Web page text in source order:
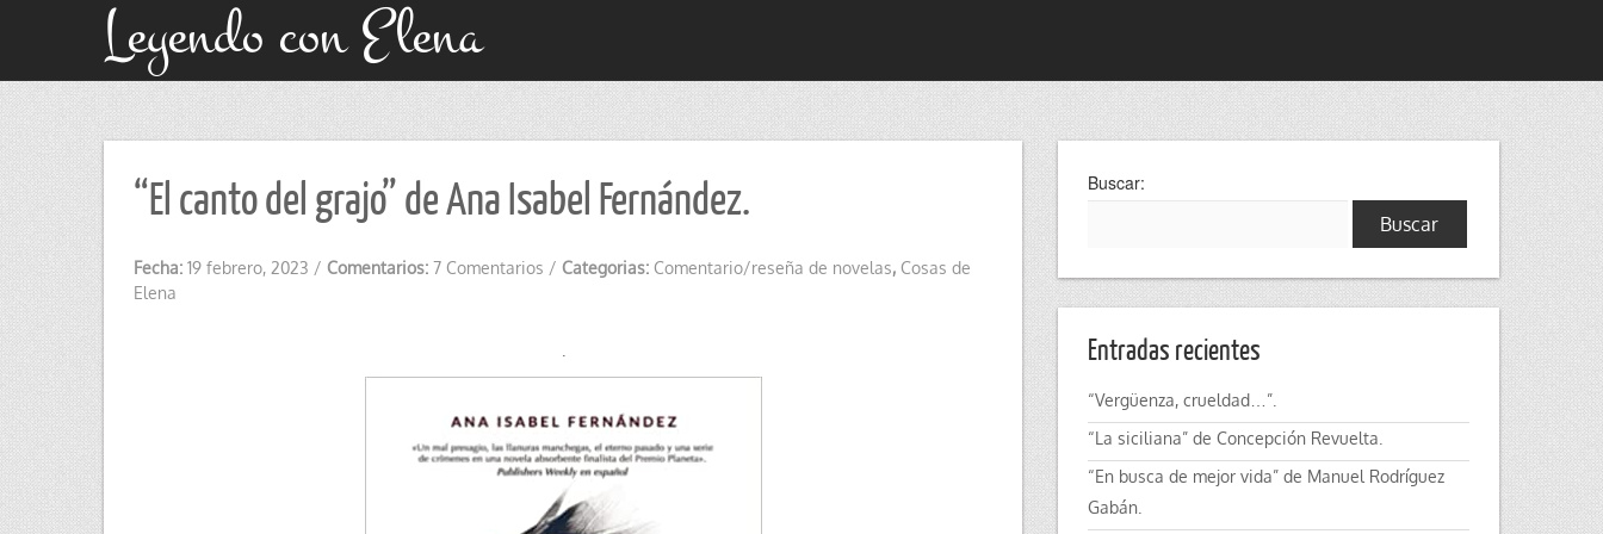
Leyendo con Elena
“El canto del grajo” de Ana Isabel Fernández.
Fecha: 19 febrero, 2023 / Comentarios: 7 Comentarios / Categorias: Comentario/reseña de novelas, Cosas de
Elena
Buscar:
Entradas recientes
“Vergüenza, crueldad…”.
“La siciliana” de Concepción Revuelta.
“En busca de mejor vida” de Manuel Rodríguez
Gabán.